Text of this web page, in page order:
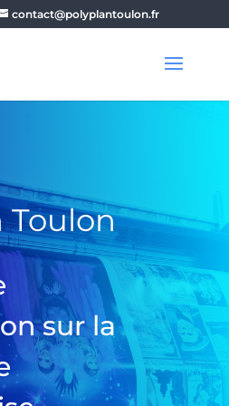
contact@polyplantoulon.fr
Toulon
sur la